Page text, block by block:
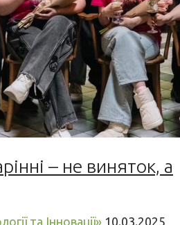
– не виняток, а
та Інновації» 10.03.2025